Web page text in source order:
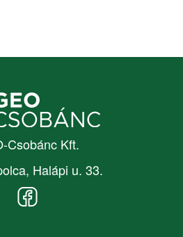
Csobánc Kft.
Halápi u. 33.